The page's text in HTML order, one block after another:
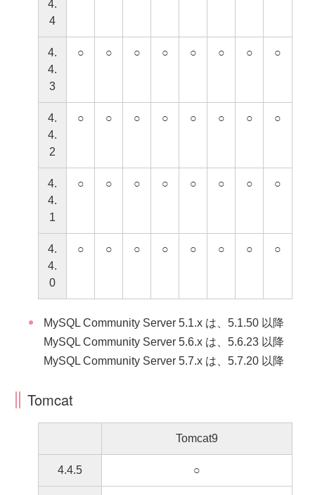
4.
4
4.
4.
3
○ ○ ○ ○ ○ ○ ○ ○
4.
4.
2
○ ○ ○ ○ ○ ○ ○ ○
4.
4.
1
○ ○ ○ ○ ○ ○ ○ ○
4.
4.
0
○ ○ ○ ○ ○ ○ ○ ○
MySQL Community Server 5.1.x は、5.1.50 以降
MySQL Community Server 5.6.x は、5.6.23 以降
MySQL Community Server 5.7.x は、5.7.20 以降
Tomcat
Tomcat9
4.4.5 ○